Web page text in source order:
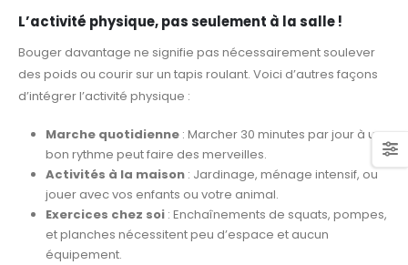
L’activité physique, pas seulement à la salle !
Bouger davantage ne signifie pas nécessairement soulever
des poids ou courir sur un tapis roulant. Voici d’autres façons
d’intégrer l’activité physique :
Marche quotidienne: Marcher 30 minutes par jour à un
bon rythme peut faire des merveilles.
Activités à la maison: Jardinage, ménage intensif, ou
jouer avec vos enfants ou votre animal.
Exercices chez soi: Enchaînements de squats, pompes,
et planches nécessitent peu d’espace et aucun
équipement.